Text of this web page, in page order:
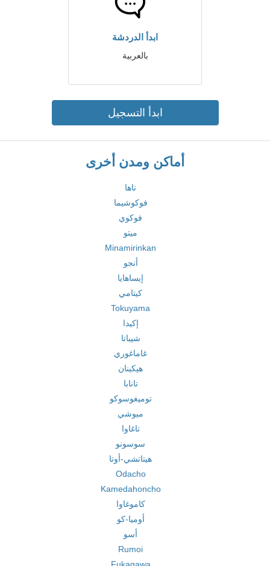
ابدأ الدردشة
بالعربية
ابدأ التسجيل
أماكن ومدن أخرى
ناها
فوكوشيما
فوكوي
ميتو
Minamirinkan
أنجو
إيساهايا
كيتامي
Tokuyama
إكيدا
شيباتا
غاماغوري
هيكينان
تانابا
توميغوسوكو
ميوشي
تاغاوا
سوسونو
هيتاتشي-أوتا
Odacho
Kamedahoncho
كاموغاوا
أوميا-كو
أسو
Rumoi